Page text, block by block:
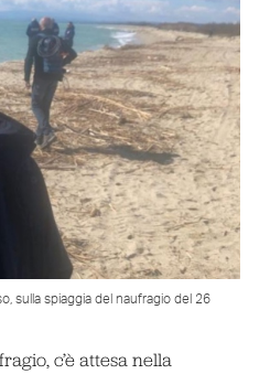
sulla spiaggia del naufragio del 26
c’è attesa nella